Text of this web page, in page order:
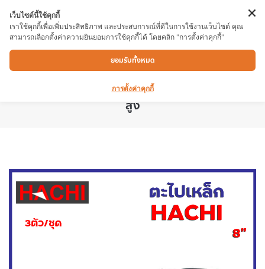
ตะไปเหล็ก HACHI 3ตัว/ชุด ใช้สำหรับปรับผิวชิ้น
งานที่ขรุขระให้เรียบ หรือใช้ตกแต่งผิวงานเพื่อ
ประกอบชิ้นส่วนเข้าด้วยกัน ผลิตจากโลหะคุณภาพ
สูง
เว็บไซต์นี้ใช้คุกกี้
เราใช้คุกกี้เพื่อเพิ่มประสิทธิภาพ และประสบการณ์ที่ดีในการใช้งานเว็บไซต์ คุณ
สามารถเลือกตั้งค่าความยินยอมการใช้คุกกี้ได้ โดยคลิก "การตั้งค่าคุกกี้"
ยอมรับทั้งหมด
การตั้งค่าคุกกี้